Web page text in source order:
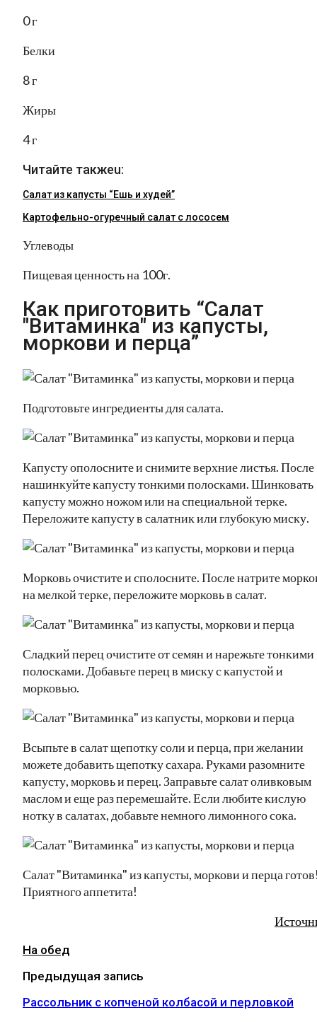
0 г
Белки
8 г
Жиры
4 г
Читайте такжеu:
Салат из капусты “Ешь и худей”
Картофельно-огуречный салат с лососем
Углеводы
Пищевая ценность на 100г.
Как приготовить “Салат
"Витаминка" из капусты,
моркови и перца”
Подготовьте ингредиенты для салата.
Капусту ополосните и снимите верхние листья. После
нашинкуйте капусту тонкими полосками. Шинковать
капусту можно ножом или на специальной терке.
Переложите капусту в салатник или глубокую миску.
Морковь очистите и сполосните. После натрите
на мелкой терке, переложите морковь в салат.
Сладкий перец очистите от семян и нарежьте тонкими
полосками. Добавьте перец в миску с капустой и
морковью.
Всыпьте в салат щепотку соли и перца, при желании
можете добавить щепотку сахара. Руками разомните
капусту, морковь и перец. Заправьте салат оливковым
маслом и еще раз перемешайте. Если любите кислую
нотку в салатах, добавьте немного лимонного сока.
Салат "Витаминка" из капусты, моркови и перца
Приятного аппетита!
На обед
Предыдущая запись
Рассольник с копченой колбасой и перловкой